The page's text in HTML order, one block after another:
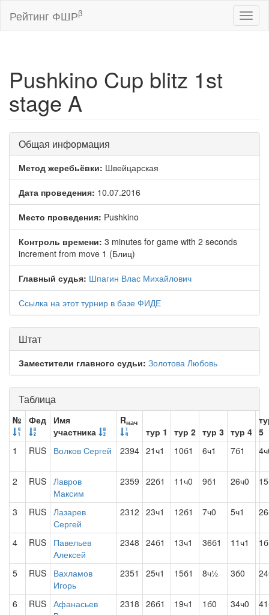
Рейтинг ФШРβ
Pushkino Cup blitz 1st
stage A
Общая информация
Метод жеребьёвки: Швейцарская
Дата проведения: 10.07.2016
Место проведения: Pushkino
Контроль времени: 3 minutes for game with 2 seconds
increment from move 1 (Блиц)
Главный судья: Шпагин Влас Михайлович
Ссылка на этот турнир в базе ФИДЕ
Штат
Заместители главного судьи: Золотова Любовь
Таблица
№ Фед
Имя
участника
Rнач
тур 1 тур 2 тур 3 тур 4 5
1
RUS Волков Сергей 2394 21ч1 10б1 6ч1 7б1
2 RUS Лавров
Максим
2359 22б1 11ч0 9б1 26ч0
3 RUS Лазарев
Сергей
2312 23ч1 12б1 7ч0 5ч1
4 RUS
Павельев
Алексей
2348 24б1 13ч1 36б1 11ч1
5 RUS
Вахламов
Игорь
2351 25ч1 15б1 8ч½ 3б0
6 RUS Афанасьев
2318 26б1 19ч1 1б0 34ч0